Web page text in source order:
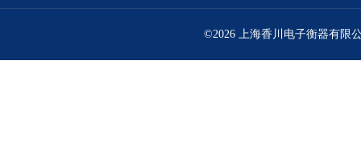
©2026 上海香川电子衡器有限